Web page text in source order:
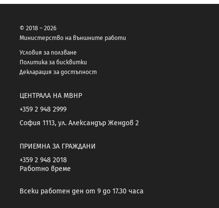
© 2018 – 2026
Министерство на външните работи
Условия за ползване
Политика за бисквитки
Декларация за достъпност
ЦЕНТРАЛА НА МВНР
+359 2 948 2999
София 1113, ул. Александър Жендов 2
ПРИЕМНА ЗА ГРАЖДАНИ
+359 2 948 2018
Работно време
Всеки работен ден от 9 до 17.30 часа